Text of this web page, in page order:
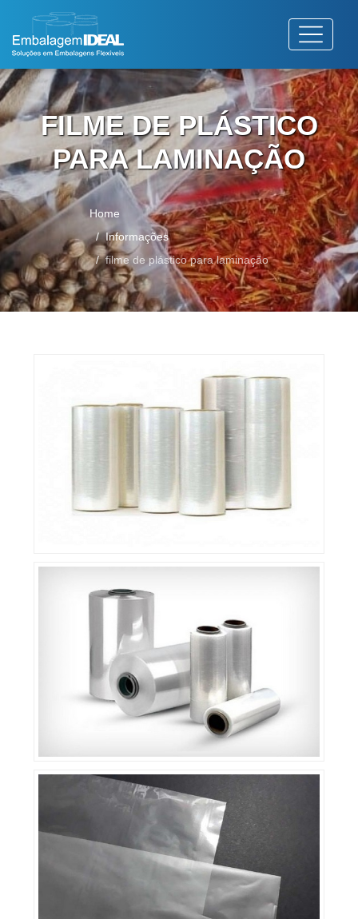
FILME DE PLÁSTICO
PARA LAMINAÇÃO
Home
Informações
filme de plástico para laminação